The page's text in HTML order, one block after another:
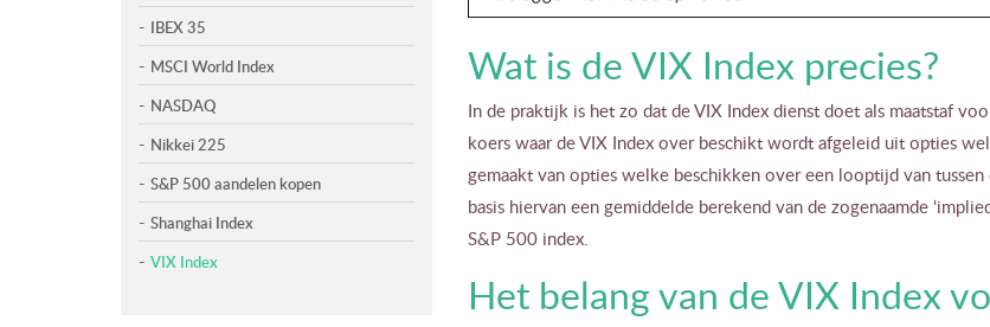
Wat is de VIX Index precies?
In de praktijk is het zo dat de VIX Index dienst doet als maatstaf
koers waar de VIX Index over beschikt wordt afgeleid uit opties
gemaakt van opties welke beschikken over een looptijd van
basis hiervan een gemiddelde berekend van de zogenaamde
S&P 500 index.
Het belang van de VIX Index
IBEX 35
MSCI World Index
NASDAQ
Nikkei 225
S&P 500 aandelen kopen
Shanghai Index
VIX Index